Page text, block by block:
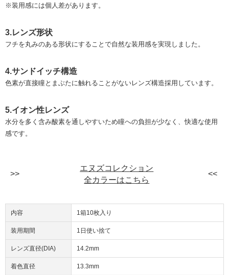
※装用感には個人差があります。
3.レンズ形状
フチを丸みのある形状にすることで自然な装用感を実現しました。
4.サンドイッチ構造
色素が直接瞳とまぶたに触れることがないレンズ構造採用しています。
5.イオン性レンズ
水分を多く含み酸素を通しやすいため瞳への負担が少なく、快適な使用
感です。
エヌズコレクション
全カラーはこちら
内容 1箱10枚入り
装用期間 1日使い捨て
レンズ直径(DIA) 14.2mm
着色直径 13.3mm